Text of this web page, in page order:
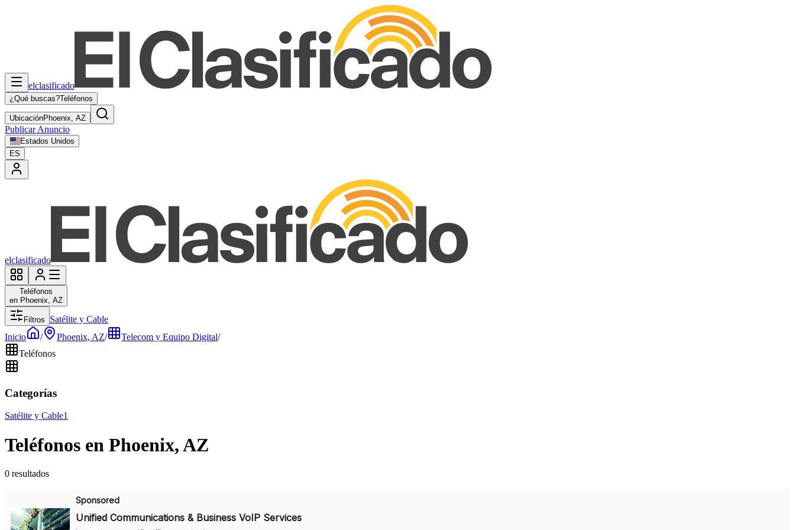
elclasificado
¿Qué buscas?Teléfonos
UbicaciónPhoenix, AZ
Publicar Anuncio
Estados Unidos
ES
elclasificado
Teléfonos
en Phoenix, AZ
Filtros
Satélite y Cable
Inicio
/ Phoenix, AZ/ Telecom y Equipo Digital/
Teléfonos
Categorías
Satélite y Cable1
Teléfonos en Phoenix, AZ
0 resultados